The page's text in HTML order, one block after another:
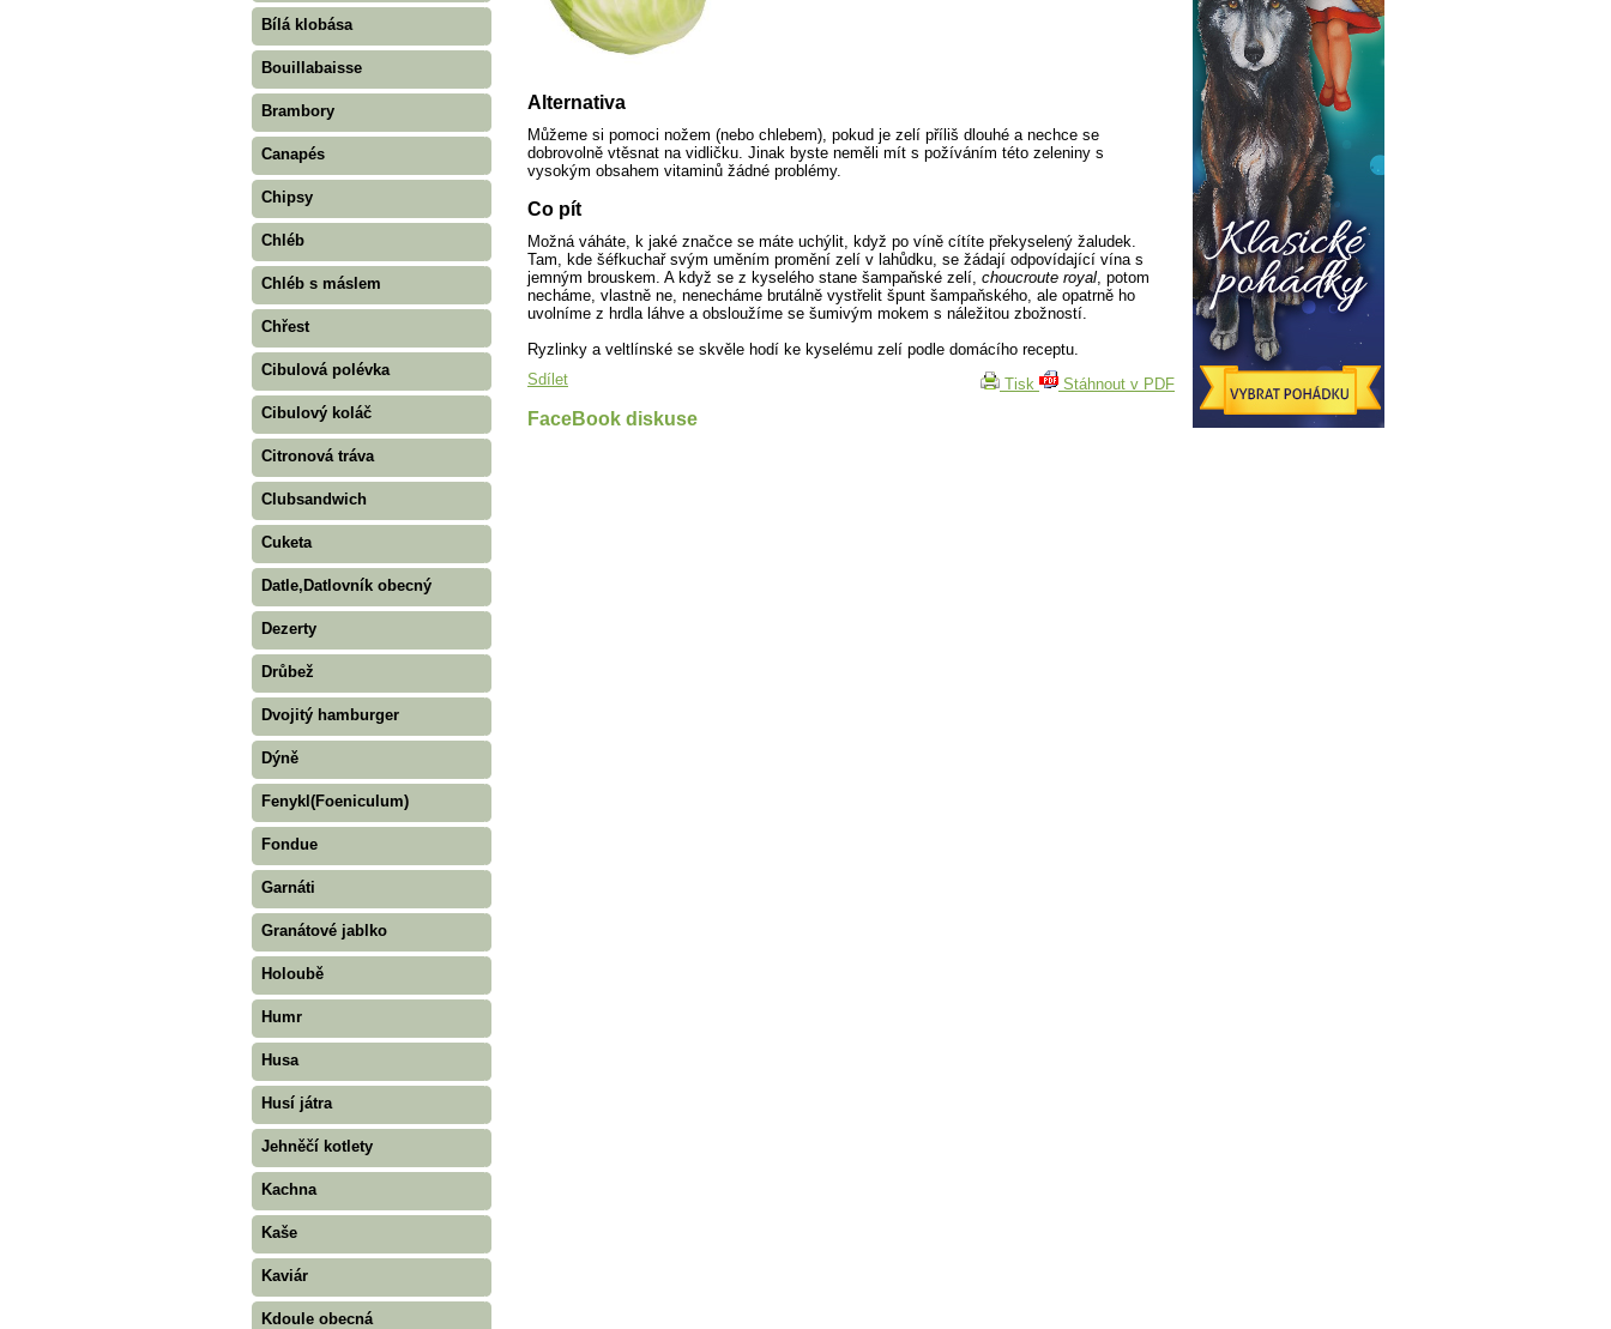
Bílá klobása
Bouillabaisse
Brambory
Canapés
Chipsy
Chléb
Chléb s máslem
Chřest
Cibulová polévka
Cibulový koláč
Citronová tráva
Clubsandwich
Cuketa
Datle,Datlovník obecný
Dezerty
Drůbež
Dvojitý hamburger
Dýně
Fenykl(Foeniculum)
Fondue
Garnáti
Granátové jablko
Holoubě
Humr
Husa
Husí játra
Jehněčí kotlety
Kachna
Kaše
Kaviár
Kdoule obecná
Alternativa
Můžeme si pomoci nožem (nebo chlebem), pokud je zelí příliš dlouhé a nechce se
dobrovolně vtěsnat na vidličku. Jinak byste neměli mít s požíváním této zeleniny s
vysokým obsahem vitaminů žádné problémy.
Co pít
Možná váháte, k jaké značce se máte uchýlit, když po víně cítíte překyselený žaludek.
Tam, kde šéfkuchař svým uměním promění zelí v lahůdku, se žádají odpovídající vína s
jemným brouskem. A když se z kyselého stane šampaňské zelí, choucroute royal , potom
necháme, vlastně ne, nenecháme brutálně vystřelit špunt šampaňského, ale opatrně ho
uvolníme z hrdla láhve a obsloužíme se šumivým mokem s náležitou zbožností.
Ryzlinky a veltlínské se skvěle hodí ke kyselému zelí podle domácího receptu.
Sdílet
Tisk Stáhnout v PDF
FaceBook diskuse